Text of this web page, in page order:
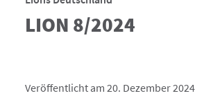
LION 8/2024
Veröffentlicht am 20. Dezember 2024